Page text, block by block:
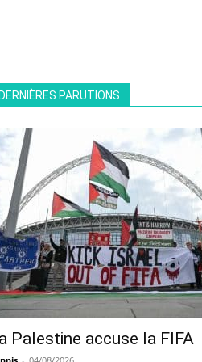
PARUTIONS
Palestine accuse la FIFA